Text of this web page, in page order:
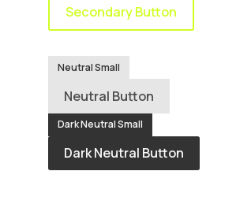
Secondary Button
Neutral Small
Neutral Button
Dark Neutral Small
Dark Neutral Button